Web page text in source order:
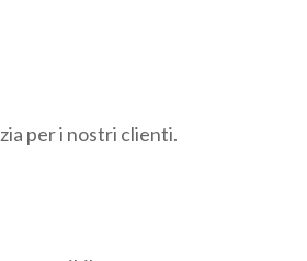
per i nostri clienti.